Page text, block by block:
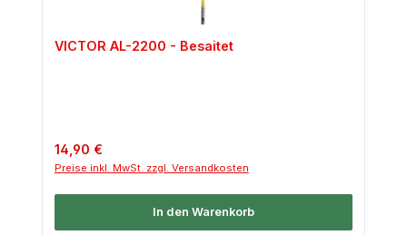
VICTOR AL-2200 - Besaitet
Regulärer Preis:
14,90 €
Preise inkl. MwSt. zzgl. Versandkosten
In den Warenkorb